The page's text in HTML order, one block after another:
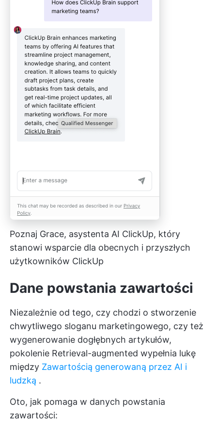
Poznaj Grace, asystenta AI ClickUp, który
stanowi wsparcie dla obecnych i przyszłych
użytkowników ClickUp
Dane powstania zawartości
Niezależnie od tego, czy chodzi o stworzenie
chwytliwego sloganu marketingowego, czy też
wygenerowanie dogłębnych artykułów,
pokolenie Retrieval-augmented wypełnia lukę
między Zawartością generowaną przez AI i
ludzką .
Oto, jak pomaga w danych powstania
zawartości: